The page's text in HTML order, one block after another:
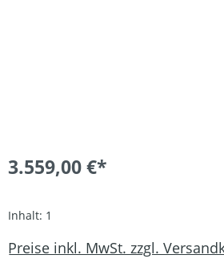
3.559,00 €*
Inhalt: 1
Preise inkl. MwSt. zzgl.